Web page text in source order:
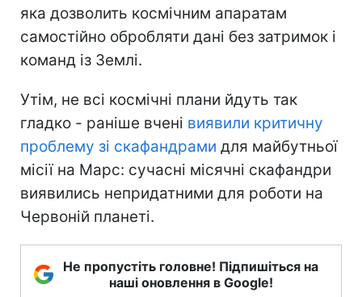
яка дозволить космічним апаратам
самостійно обробляти дані без затримок і
команд із Землі.
Утім, не всі космічні плани йдуть так
гладко - раніше вчені виявили критичну
проблему зі скафандрами для майбутньої
місії на Марс: сучасні місячні скафандри
виявились непридатними для роботи на
Червоній планеті.
Не пропустіть головне! Підпишіться на
наші оновлення в Google!